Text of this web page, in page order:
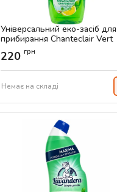
Універсальний еко-засіб для
прибирання Chanteclair Vert
Sgrassatore Universale, 700 мл
Артикул:
220 грн
Немає на складі